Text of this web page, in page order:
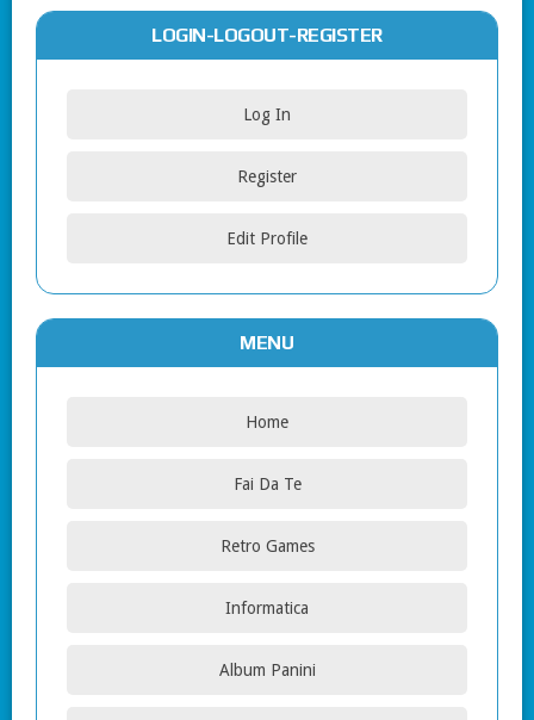
LOGIN-LOGOUT-REGISTER
Log In
Register
Edit Profile
MENU
Home
Fai Da Te
Retro Games
Informatica
Album Panini